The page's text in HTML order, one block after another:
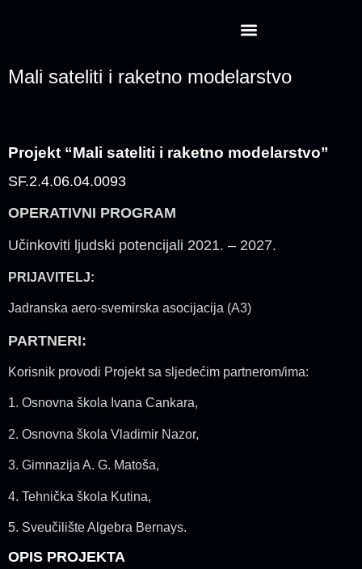
Mali sateliti i raketno modelarstvo
Projekt “Mali sateliti i raketno modelarstvo”
SF.2.4.06.04.0093
OPERATIVNI PROGRAM
Učinkoviti ljudski potencijali 2021. – 2027.
PRIJAVITELJ:
Jadranska aero-svemirska asocijacija (A3)
PARTNERI:
Korisnik provodi Projekt sa sljedećim partnerom/ima:
1. Osnovna škola Ivana Cankara,
2. Osnovna škola Vladimir Nazor,
3. Gimnazija A. G. Matoša,
4. Tehnička škola Kutina,
5. Sveučilište Algebra Bernays.
OPIS PROJEKTA